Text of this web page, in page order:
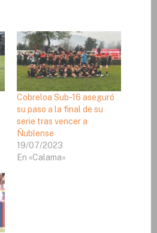
Cobreloa Sub-16 aseguró
su paso a la final de su
serie tras vencer a
Ñublense
19/07/2023
En «Calama»